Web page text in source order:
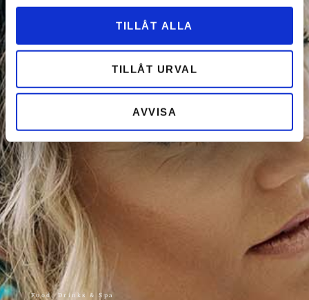
TILLÅT ALLA
TILLÅT URVAL
AVVISA
Food, Drinks & Spa